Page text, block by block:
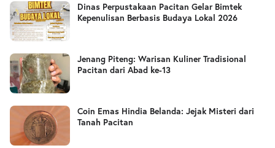
Dinas Perpustakaan Pacitan Gelar Bimtek
Kepenulisan Berbasis Budaya Lokal 2026
Jenang Piteng: Warisan Kuliner Tradisional
Pacitan dari Abad ke-13
Coin Emas Hindia Belanda: Jejak Misteri dari
Tanah Pacitan